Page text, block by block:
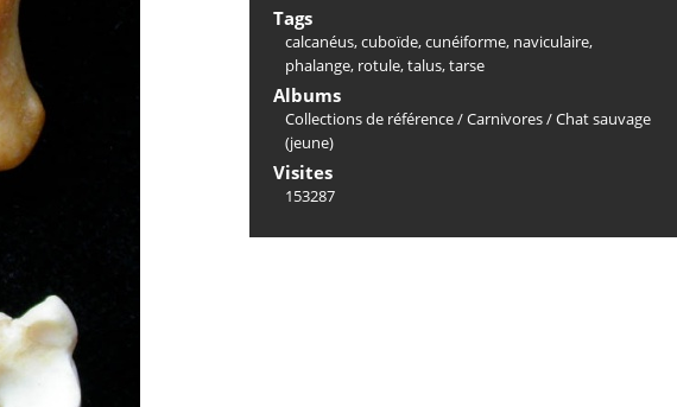
Tags
calcanéus,cuboïde,cunéiforme, naviculaire,
phalange, rotule,talus,tarse
Albums
Collections de référence/Carnivores/Chat sauvage
(jeune)
Visites
153287